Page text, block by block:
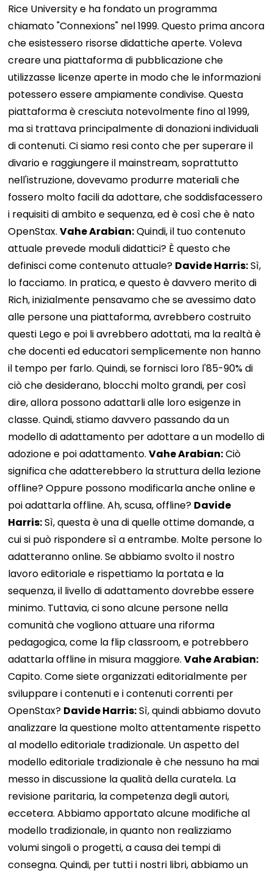
Rice University e ha fondato un programma
chiamato "Connexions" nel 1999. Questo prima ancora
che esistessero risorse didattiche aperte. Voleva
creare una piattaforma di pubblicazione che
utilizzasse licenze aperte in modo che le informazioni
potessero essere ampiamente condivise. Questa
piattaforma è cresciuta notevolmente fino al 1999,
ma si trattava principalmente di donazioni individuali
di contenuti. Ci siamo resi conto che per superare il
divario e raggiungere il mainstream, soprattutto
nell'istruzione, dovevamo produrre materiali che
fossero molto facili da adottare, che soddisfacessero
i requisiti di ambito e sequenza, ed è così che è nato
OpenStax.Vahe Arabian:Quindi, il tuo contenuto
attuale prevede moduli didattici? È questo che
definisci come contenuto attuale? Davide Harris:Sì,
lo facciamo. In pratica, e questo è davvero merito di
Rich, inizialmente pensavamo che se avessimo dato
alle persone una piattaforma, avrebbero costruito
questi Lego e poi li avrebbero adottati, ma la realtà è
che docenti ed educatori semplicemente non hanno
il tempo per farlo. Quindi, se fornisci loro l'85-90% di
ciò che desiderano, blocchi molto grandi, per così
dire, allora possono adattarli alle loro esigenze in
classe. Quindi, stiamo davvero passando da un
modello di adattamento per adottare a un modello di
adozione e poi adattamento.Vahe Arabian:Ciò
significa che adatterebbero la struttura della lezione
offline? Oppure possono modificarla anche online e
poi adattarla offline. Ah, scusa, offline? Davide
Harris:Sì, questa è una di quelle ottime domande, a
cui si può rispondere sì a entrambe. Molte persone lo
adatteranno online. Se abbiamo svolto il nostro
lavoro editoriale e rispettiamo la portata e la
sequenza, il livello di adattamento dovrebbe essere
minimo. Tuttavia, ci sono alcune persone nella
comunità che vogliono attuare una riforma
pedagogica, come la flip classroom, e potrebbero
adattarla offline in misura maggiore.Vahe Arabian:
Capito. Come siete organizzati editorialmente per
sviluppare i contenuti e i contenuti correnti per
OpenStax? Davide Harris:Sì, quindi abbiamo dovuto
analizzare la questione molto attentamente rispetto
al modello editoriale tradizionale. Un aspetto del
modello editoriale tradizionale è che nessuno ha mai
messo in discussione la qualità della curatela. La
revisione paritaria, la competenza degli autori,
eccetera. Abbiamo apportato alcune modifiche al
modello tradizionale, in quanto non realizziamo
volumi singoli o progetti, a causa dei tempi di
consegna. Quindi, per tutti i nostri libri, abbiamo un